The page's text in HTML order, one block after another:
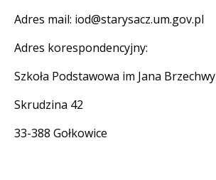
Adres mail: iod@starysacz.um.gov.pl
Adres korespondencyjny:
Szkoła Podstawowa im Jana Brzechwy
Skrudzina 42
33-388 Gołkowice